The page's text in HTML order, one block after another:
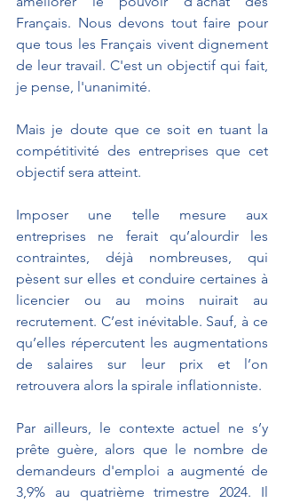
Français. Nous devons tout faire pour
que tous les Français vivent dignement
de leur travail. C'est un objectif qui fait,
je pense, l'unanimité.
Mais je doute que ce soit en tuant la
compétitivité des entreprises que cet
objectif sera atteint.
Imposer une telle mesure aux
entreprises ne ferait qu’alourdir les
contraintes, déjà nombreuses, qui
pèsent sur elles et conduire certaines à
licencier ou au moins nuirait au
recrutement. C’est inévitable. Sauf, à ce
qu’elles répercutent les augmentations
de salaires sur leur prix et l’on
retrouvera alors la spirale inflationniste.
Par ailleurs, le contexte actuel ne s’y
prête guère, alors que le nombre de
demandeurs d'emploi a augmenté de
3,9% au quatrième trimestre 2024. Il